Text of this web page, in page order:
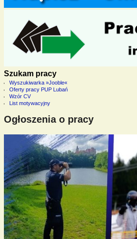
Szukam pracy
Wyszukiwarka »Jooble«
Oferty pracy PUP Lubań
Wzór CV
List motywacyjny
Ogłoszenia o pracy